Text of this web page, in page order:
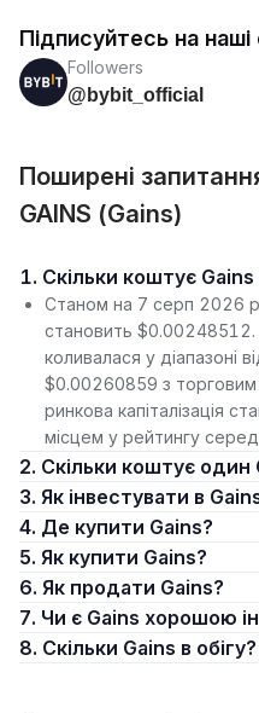
Підписуйтесь на
Followers
@bybit_official
Поширені
GAINS (Gains)
1. Скільки коштує
Станом на 7 серп 2026 р.
становить $0.00248512.
коливалася у діапазоні
$0.00260859 з
ринкова капіталізація
місцем у рейтингу
2. Скільки коштує один
3. Як інвестувати в
4. Де купити Gains?
5. Як купити Gains?
6. Як продати Gains?
7. Чи є Gains хорошою
8. Скільки Gains в обігу?